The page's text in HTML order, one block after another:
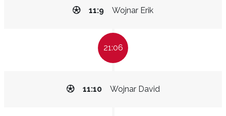
Wojnar Erik
11:9
21:06
Wojnar David
11:10